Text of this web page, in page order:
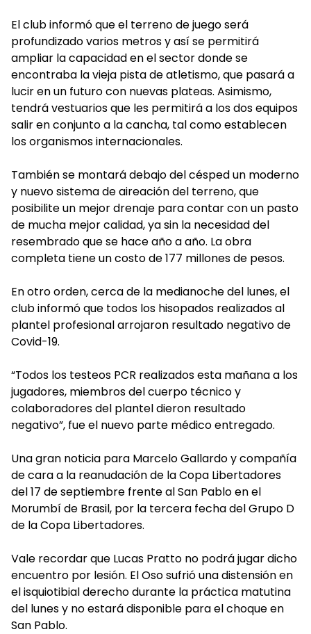
El club informó que el terreno de juego será
profundizado varios metros y así se permitirá
ampliar la capacidad en el sector donde se
encontraba la vieja pista de atletismo, que pasará a
lucir en un futuro con nuevas plateas. Asimismo,
tendrá vestuarios que les permitirá a los dos equipos
salir en conjunto a la cancha, tal como establecen
los organismos internacionales.
También se montará debajo del césped un moderno
y nuevo sistema de aireación del terreno, que
posibilite un mejor drenaje para contar con un pasto
de mucha mejor calidad, ya sin la necesidad del
resembrado que se hace año a año. La obra
completa tiene un costo de 177 millones de pesos.
En otro orden, cerca de la medianoche del lunes, el
club informó que todos los hisopados realizados al
plantel profesional arrojaron resultado negativo de
Covid-19.
“Todos los testeos PCR realizados esta mañana a los
jugadores, miembros del cuerpo técnico y
colaboradores del plantel dieron resultado
negativo”, fue el nuevo parte médico entregado.
Una gran noticia para Marcelo Gallardo y compañía
de cara a la reanudación de la Copa Libertadores
del 17 de septiembre frente al San Pablo en el
Morumbí de Brasil, por la tercera fecha del Grupo D
de la Copa Libertadores.
Vale recordar que Lucas Pratto no podrá jugar dicho
encuentro por lesión. El Oso sufrió una distensión en
el isquiotibial derecho durante la práctica matutina
del lunes y no estará disponible para el choque en
San Pablo.